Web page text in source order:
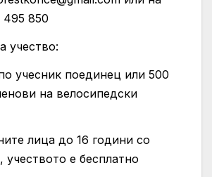
495 850
учество:
учесник поединец или 500
на велосипедски
лица до 16 години со
е бесплатно